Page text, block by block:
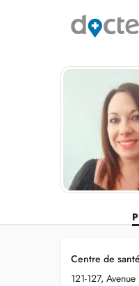
Centre de
121-127,